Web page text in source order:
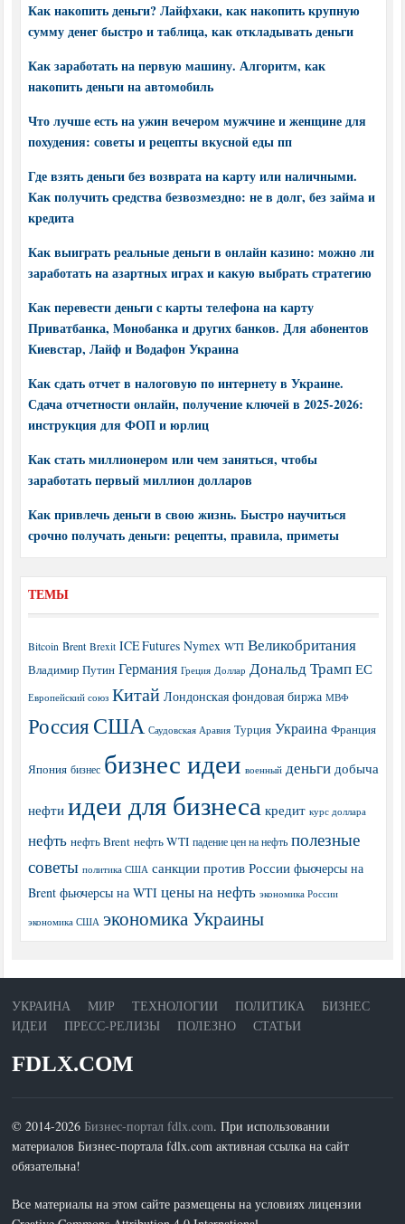
Как накопить деньги? Лайфхаки, как накопить крупную
сумму денег быстро и таблица, как откладывать деньги
Как заработать на первую машину. Алгоритм, как
накопить деньги на автомобиль
Что лучше есть на ужин вечером мужчине и женщине для
похудения: советы и рецепты вкусной еды пп
Где взять деньги без возврата на карту или наличными.
Как получить средства безвозмездно: не в долг, без займа и
кредита
Как выиграть реальные деньги в онлайн казино: можно ли
заработать на азартных играх и какую выбрать стратегию
Как перевести деньги с карты телефона на карту
Приватбанка, Монобанка и других банков. Для абонентов
Киевстар, Лайф и Водафон Украина
Как сдать отчет в налоговую по интернету в Украине.
Сдача отчетности онлайн, получение ключей в 2025-2026:
инструкция для ФОП и юрлиц
Как стать миллионером или чем заняться, чтобы
заработать первый миллион долларов
Как привлечь деньги в свою жизнь. Быстро научиться
срочно получать деньги: рецепты, правила, приметы
ТЕМЫ
Bitcoin Brent Brexit ICE Futures Nymex WTI Великобритания
Владимир Путин Германия Греция Доллар Дональд Трамп ЕС
Европейский союз Китай Лондонская фондовая биржа МВФ
РоссияСША Саудовская Аравия Турция Украина Франция
Япония бизнес бизнес идеи военный деньги добыча
нефти идеи для бизнеса кредит курс доллара
нефть нефть Brent нефть WTI падение цен на нефть полезные
советы политика США санкции против России фьючерсы на
Brent фьючерсы на WTI цены на нефть экономика России
экономика США экономика Украины
УКРАИНА МИР ТЕХНОЛОГИИ ПОЛИТИКА
БИЗНЕС
ИДЕИ
ПРЕСС-РЕЛИЗЫ ПОЛЕЗНО СТАТЬИ
FDLX.COM
© 2014-2026Бизнес-портал fdlx.com. При использовании
материалов Бизнес-портала fdlx.com активная ссылка на сайт
обязательна!
Все материалы на этом сайте размещены на условиях лицензии